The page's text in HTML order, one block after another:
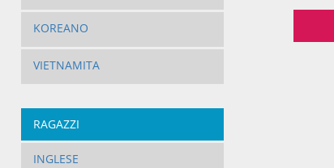
KOREANO
VIETNAMITA
RAGAZZI
INGLESE